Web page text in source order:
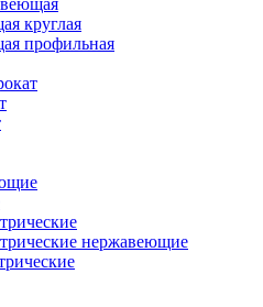
круглая
профильная
нержавеющие